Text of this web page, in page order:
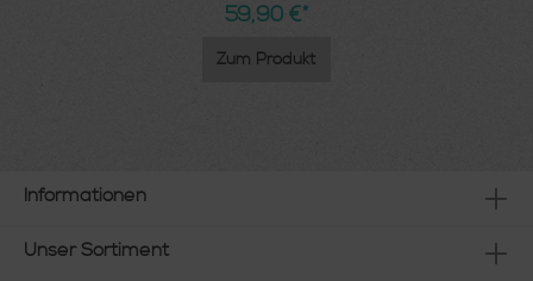
59,90 €*
Zum Produkt
Informationen
Unser Sortiment